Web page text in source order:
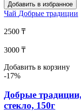
Добавить в избранное
Чай Добрые традиции
2500 ₸
3000 ₸
Добавить в корзину
-17%
Добрые
стекло, 150г